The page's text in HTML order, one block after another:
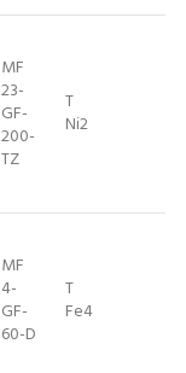
MF
23-
GF-
200-
TZ
T
Ni2
MF
4-
GF-
60-D
T
Fe4